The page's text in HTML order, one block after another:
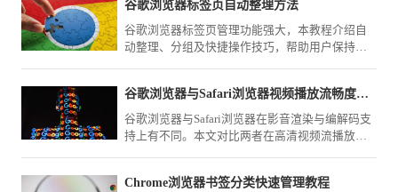
谷歌浏览器标签页自动整理方法
谷歌浏览器标签页管理功能强大，本教程介绍自
动整理、分组及快捷操作技巧，帮助用户保持浏
谷歌浏览器与Safari浏览器视频播放流畅度对比
谷歌浏览器与Safari浏览器在影音渲染与编解码支
持上有不同。本文对比两者在高清视频流播放、
Chrome浏览器书签分类快速管理教程